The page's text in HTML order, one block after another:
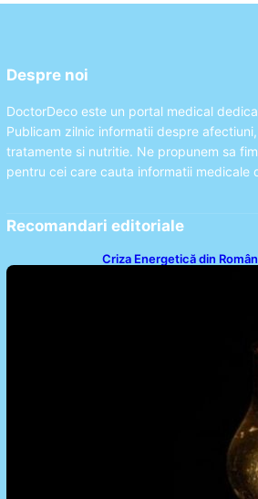
Despre noi
DoctorDeco este un portal medical
Publicam zilnic informatii despre
tratamente si nutritie. Ne propunem sa
pentru cei care cauta informatii medicale
Recomandari editoriale
Criza Energetică din